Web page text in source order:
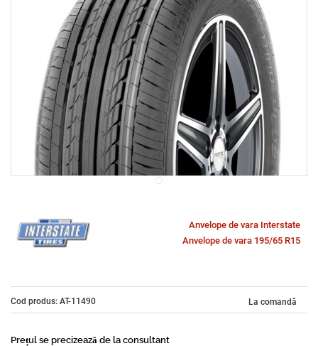
Anvelope de vara Interstate
Anvelope de vara 195/65 R15
Cod produs: AT-11490 La comandă
Prețul se precizează de la consultant